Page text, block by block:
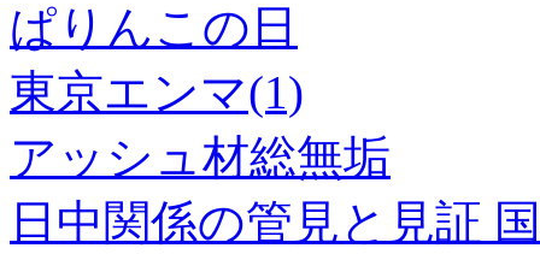
ぱりんこの日
東京エンマ(1)
アッシュ材総無垢
日中関係の管見と見証